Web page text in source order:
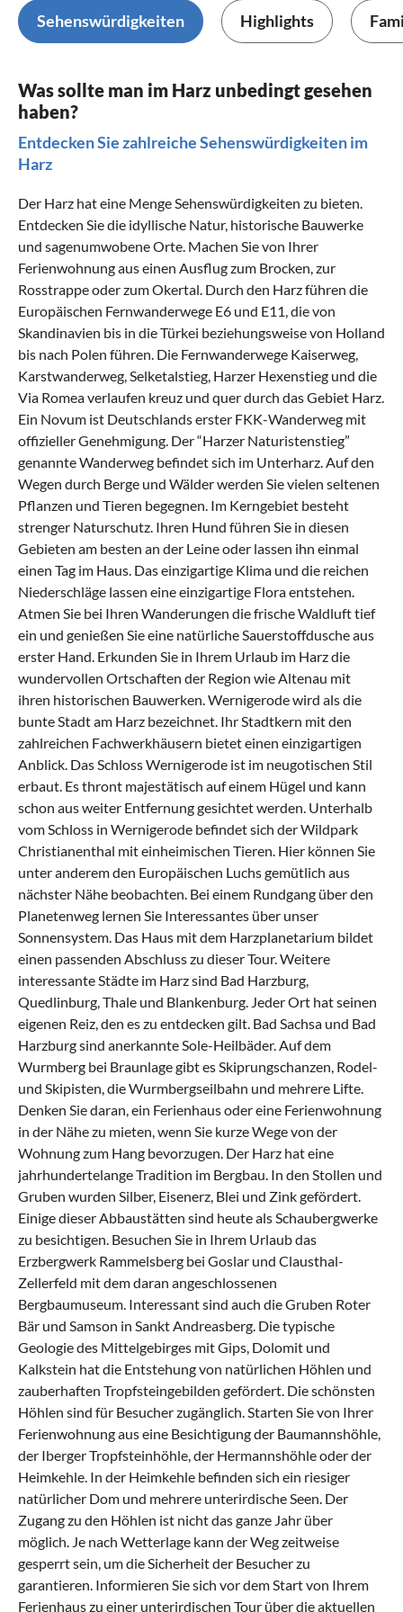
Sehenswürdigkeiten Highlights
Was sollte man im Harz unbedingt gesehen
haben?
Entdecken Sie zahlreiche Sehenswürdigkeiten im
Harz
Der Harz hat eine Menge Sehenswürdigkeiten zu bieten.
Entdecken Sie die idyllische Natur, historische Bauwerke
und sagenumwobene Orte. Machen Sie von Ihrer
Ferienwohnung aus einen Ausflug zum Brocken, zur
Rosstrappe oder zum Okertal. Durch den Harz führen die
Europäischen Fernwanderwege E6 und E11, die von
Skandinavien bis in die Türkei beziehungsweise von Holland
bis nach Polen führen. Die Fernwanderwege Kaiserweg,
Karstwanderweg, Selketalstieg, Harzer Hexenstieg und die
Via Romea verlaufen kreuz und quer durch das Gebiet Harz.
Ein Novum ist Deutschlands erster FKK-Wanderweg mit
offizieller Genehmigung. Der “Harzer Naturistenstieg”
genannte Wanderweg befindet sich im Unterharz. Auf den
Wegen durch Berge und Wälder werden Sie vielen seltenen
Pflanzen und Tieren begegnen. Im Kerngebiet besteht
strenger Naturschutz. Ihren Hund führen Sie in diesen
Gebieten am besten an der Leine oder lassen ihn einmal
einen Tag im Haus. Das einzigartige Klima und die reichen
Niederschläge lassen eine einzigartige Flora entstehen.
Atmen Sie bei Ihren Wanderungen die frische Waldluft tief
ein und genießen Sie eine natürliche Sauerstoffdusche aus
erster Hand. Erkunden Sie in Ihrem Urlaub im Harz die
wundervollen Ortschaften der Region wie Altenau mit
ihren historischen Bauwerken. Wernigerode wird als die
bunte Stadt am Harz bezeichnet. Ihr Stadtkern mit den
zahlreichen Fachwerkhäusern bietet einen einzigartigen
Anblick. Das Schloss Wernigerode ist im neugotischen Stil
erbaut. Es thront majestätisch auf einem Hügel und kann
schon aus weiter Entfernung gesichtet werden. Unterhalb
vom Schloss in Wernigerode befindet sich der Wildpark
Christianenthal mit einheimischen Tieren. Hier können Sie
unter anderem den Europäischen Luchs gemütlich aus
nächster Nähe beobachten. Bei einem Rundgang über den
Planetenweg lernen Sie Interessantes über unser
Sonnensystem. Das Haus mit dem Harzplanetarium bildet
einen passenden Abschluss zu dieser Tour. Weitere
interessante Städte im Harz sind Bad Harzburg,
Quedlinburg, Thale und Blankenburg. Jeder Ort hat seinen
eigenen Reiz, den es zu entdecken gilt. Bad Sachsa und Bad
Harzburg sind anerkannte Sole-Heilbäder. Auf dem
Wurmberg bei Braunlage gibt es Skiprungschanzen, Rodel-
und Skipisten, die Wurmbergseilbahn und mehrere Lifte.
Denken Sie daran, ein Ferienhaus oder eine Ferienwohnung
in der Nähe zu mieten, wenn Sie kurze Wege von der
Wohnung zum Hang bevorzugen. Der Harz hat eine
jahrhundertelange Tradition im Bergbau. In den Stollen und
Gruben wurden Silber, Eisenerz, Blei und Zink gefördert.
Einige dieser Abbaustätten sind heute als Schaubergwerke
zu besichtigen. Besuchen Sie in Ihrem Urlaub das
Erzbergwerk Rammelsberg bei Goslar und Clausthal-
Zellerfeld mit dem daran angeschlossenen
Bergbaumuseum. Interessant sind auch die Gruben Roter
Bär und Samson in Sankt Andreasberg. Die typische
Geologie des Mittelgebirges mit Gips, Dolomit und
Kalkstein hat die Entstehung von natürlichen Höhlen und
zauberhaften Tropfsteingebilden gefördert. Die schönsten
Höhlen sind für Besucher zugänglich. Starten Sie von Ihrer
Ferienwohnung aus eine Besichtigung der Baumannshöhle,
der Iberger Tropfsteinhöhle, der Hermannshöhle oder der
Heimkehle. In der Heimkehle befinden sich ein riesiger
natürlicher Dom und mehrere unterirdische Seen. Der
Zugang zu den Höhlen ist nicht das ganze Jahr über
möglich. Je nach Wetterlage kann der Weg zeitweise
gesperrt sein, um die Sicherheit der Besucher zu
garantieren. Informieren Sie sich vor dem Start von Ihrem
Ferienhaus zu einer unterirdischen Tour über die aktuellen